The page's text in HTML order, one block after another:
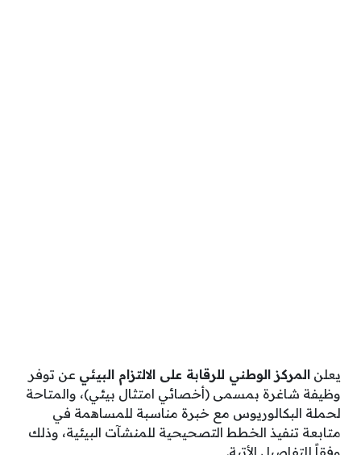
يعلن المركز الوطني للرقابة على الالتزام البيئي عن توفر
وظيفة شاغرة بمسمى (أخصائي امتثال بيئي)، والمتاحة
لحملة البكالوريوس مع خبرة مناسبة للمساهمة في
متابعة تنفيذ الخطط التصحيحية للمنشآت البيئية، وذلك